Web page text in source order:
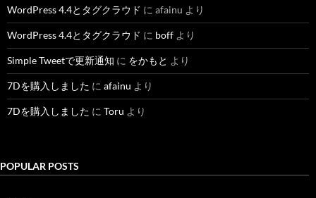
WordPress 4.4とタグクラウド に afainu より
WordPress 4.4とタグクラウド に boff より
Simple Tweetで更新通知 に をかもと より
7Dを購入しました に afainu より
7Dを購入しました に Toru より
POPULAR POSTS